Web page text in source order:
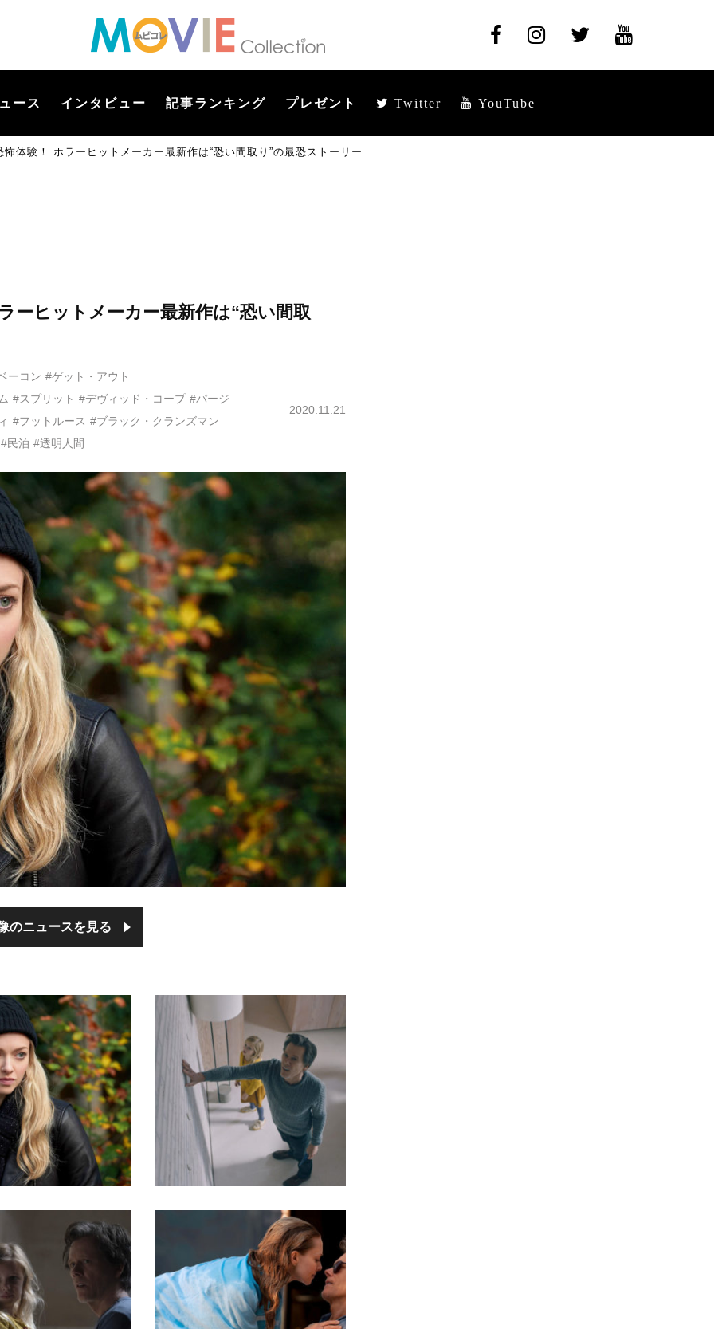
ース インタビュー 記事ランキング プレゼント Twitter YouTube
体験！ ホラーヒットメーカー最新作は“恐い間取り”の最恐ストーリー
ーヒットメーカー最新作は“恐い間取
ーコン #ゲット・アウト
#スプリット #デヴィッド・コープ #パージ
#フットルース #ブラック・クランズマン
#民泊 #透明人間
2020.11.21
のニュースを見る